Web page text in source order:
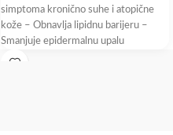
simptoma kronično suhe i atopične
kože – Obnavlja lipidnu barijeru –
Smanjuje epidermalnu upalu